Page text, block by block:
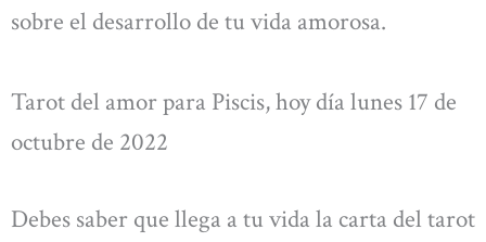
sobre el desarrollo de tu vida amorosa.
Tarot del amor para Piscis, hoy día lunes 17 de
octubre de 2022
Debes saber que llega a tu vida la carta del tarot